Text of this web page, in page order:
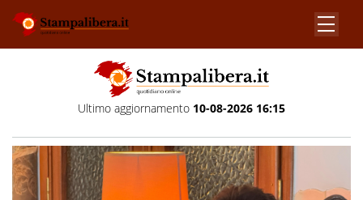
Ultimo aggiornamento 10-08-2026 16:15